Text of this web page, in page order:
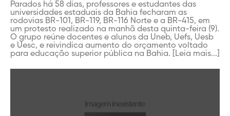
Parados há 58 dias, professores e estudantes das
universidades estaduais da Bahia fecharam as
rodovias BR-101, BR-119, BR-116 Norte e a BR-415, em
um protesto realizado na manhã desta quinta-feira (9).
O grupo reúne docentes e alunos da Uneb, Uefs, Uesb
e Uesc, e reivindica aumento do orçamento voltado
para educação superior pública na Bahia. [Leia mais...]